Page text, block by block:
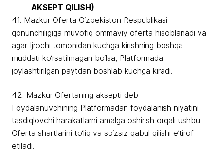
AKSEPT QILISH)
4.1. Mazkur Oferta O‘zbekiston Respublikasi
qonunchiligiga muvofiq ommaviy oferta hisoblanadi va
agar Ijrochi tomonidan kuchga kirishning boshqa
muddati ko‘rsatilmagan bo‘lsa, Platformada
joylashtirilgan paytdan boshlab kuchga kiradi.
4.2. Mazkur Ofertaning aksepti deb
Foydalanuvchining Platformadan foydalanish niyatini
tasdiqlovchi harakatlarni amalga oshirish orqali ushbu
Oferta shartlarini to‘liq va so‘zsiz qabul qilishi e’tirof
etiladi.